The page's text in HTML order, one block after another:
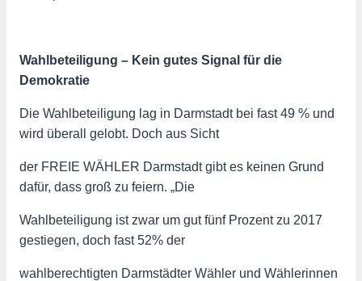
Wahlbeteiligung – Kein gutes Signal für die
Demokratie
Die Wahlbeteiligung lag in Darmstadt bei fast 49 % und
wird überall gelobt. Doch aus Sicht
der FREIE WÄHLER Darmstadt gibt es keinen Grund
dafür, dass groß zu feiern. „Die
Wahlbeteiligung ist zwar um gut fünf Prozent zu 2017
gestiegen, doch fast 52% der
wahlberechtigten Darmstädter Wähler und Wählerinnen